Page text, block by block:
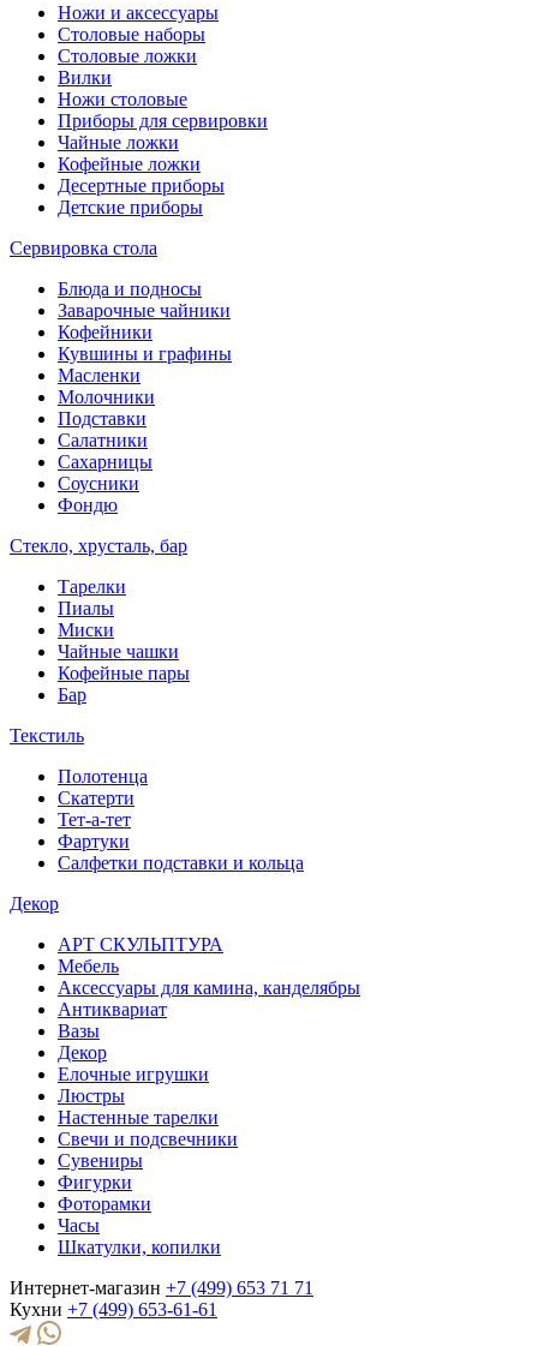
Ножи и аксессуары
Столовые наборы
Столовые ложки
Вилки
Ножи столовые
Приборы для сервировки
Чайные ложки
Кофейные ложки
Десертные приборы
Детские приборы
Сервировка стола
Блюда и подносы
Заварочные чайники
Кофейники
Кувшины и графины
Масленки
Молочники
Подставки
Салатники
Сахарницы
Соусники
Фондю
Стекло, хрусталь, бар
Тарелки
Пиалы
Миски
Чайные чашки
Кофейные пары
Бар
Текстиль
Полотенца
Скатерти
Тет-а-тет
Фартуки
Салфетки подставки и кольца
Декор
АРТ СКУЛЬПТУРА
Мебель
Аксессуары для камина, канделябры
Антиквариат
Вазы
Декор
Елочные игрушки
Люстры
Настенные тарелки
Свечи и подсвечники
Сувениры
Фигурки
Фоторамки
Часы
Шкатулки, копилки
Интернет-магазин +7 (499) 653 71 71
Кухни +7 (499) 653-61-61